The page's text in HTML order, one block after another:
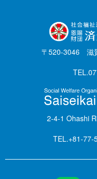
〒520-3046 滋
2-4-1 Ohashi
TEL.+81-77-